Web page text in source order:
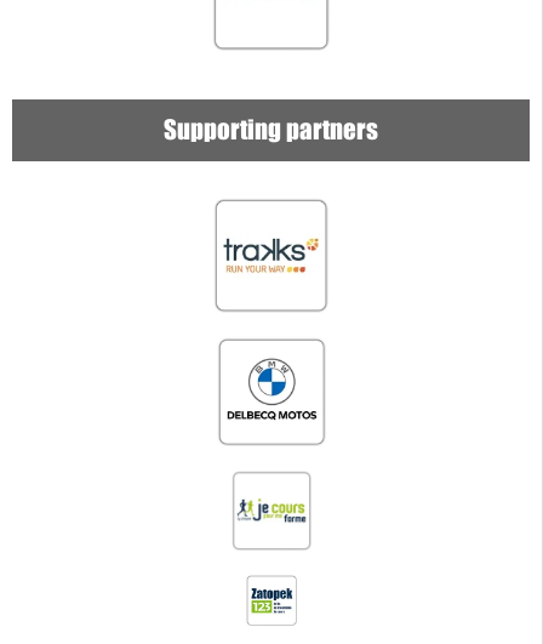
Supporting partners